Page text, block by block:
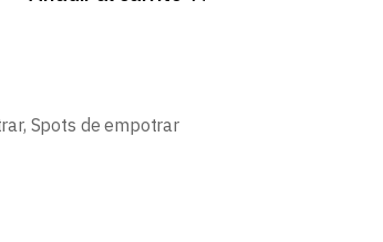
, Spots de empotrar